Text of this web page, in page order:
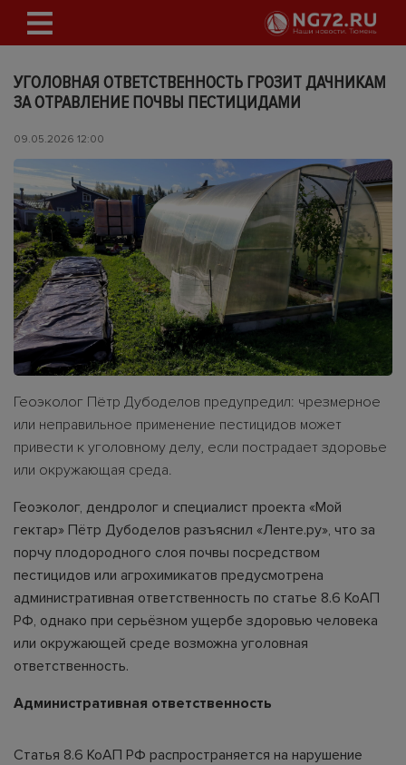
УГОЛОВНАЯ ОТВЕТСТВЕННОСТЬ ГРОЗИТ ДАЧНИКАМ
ЗА ОТРАВЛЕНИЕ ПОЧВЫ ПЕСТИЦИДАМИ
09.05.2026 12:00
Геоэколог Пётр Дубоделов предупредил: чрезмерное
или неправильное применение пестицидов может
привести к уголовному делу, если пострадает здоровье
или окружающая среда.
Геоэколог, дендролог и специалист проекта «Мой
гектар» Пётр Дубоделов разъяснил «Ленте.ру», что за
порчу плодородного слоя почвы посредством
пестицидов или агрохимикатов предусмотрена
административная ответственность по статье 8.6 КоАП
РФ, однако при серьёзном ущербе здоровью человека
или окружающей среде возможна уголовная
ответственность.
Административная ответственность
Статья 8.6 КоАП РФ распространяется на нарушение